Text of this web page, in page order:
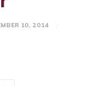
10, 2014